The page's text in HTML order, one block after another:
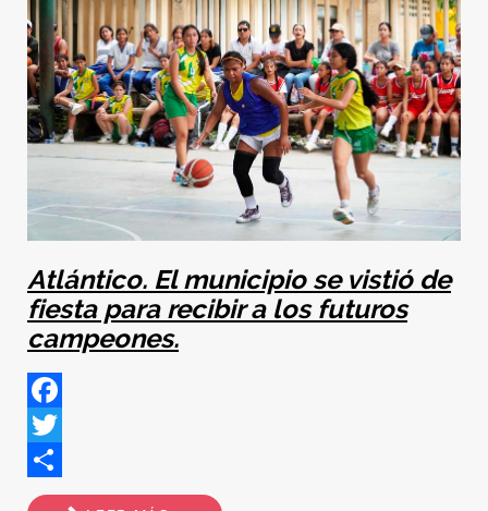
Atlántico. El municipio se vistió de
fiesta para recibir a los futuros
campeones.
Facebook
Twitter
Share